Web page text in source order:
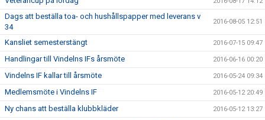
Dags att beställa toa- och hushållspapper med leverans v
34
2016-08-05 12:51
Kansliet semesterstängt 2016-07-15 09:47
Handlingar till Vindelns IFs årsmöte 2016-06-16 00:20
Vindelns IF kallar till årsmöte 2016-05-24 09:34
Medlemsmöte i Vindelns IF 2016-05-12 20:49
Ny chans att beställa klubbkläder 2016-05-12 13:27